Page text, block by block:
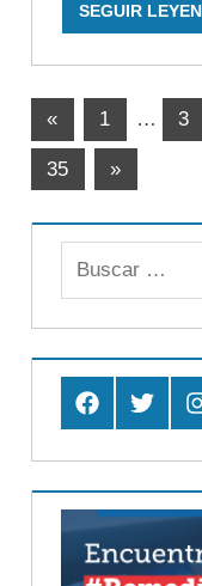
SEGUIR
Paginación
de
«Entradas
anteriores
1 … 3
35
Entradas
»
Buscar:
FacebookTwitter